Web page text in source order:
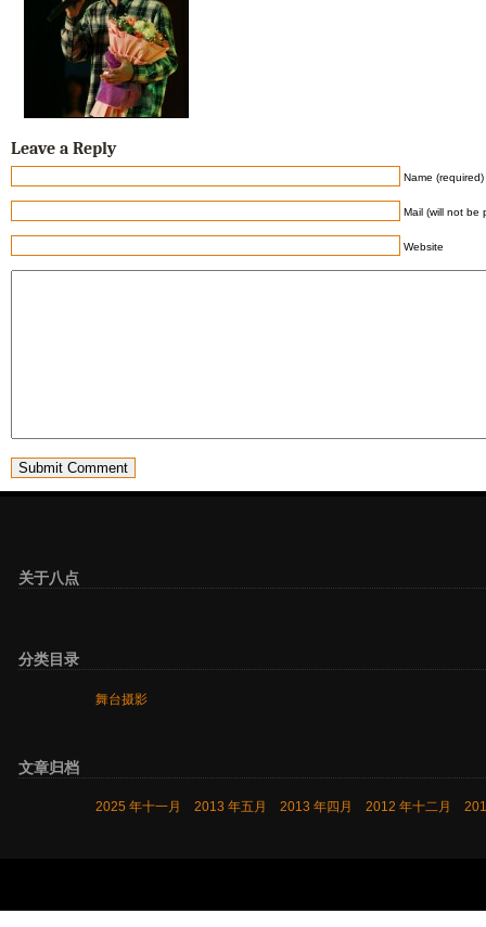
Leave a Reply
Name (required)
Mail (will not be
Website
关于八点
分类目录
舞台摄影
文章归档
2025 年十一月 2013 年五月 2013 年四月 2012 年十二月